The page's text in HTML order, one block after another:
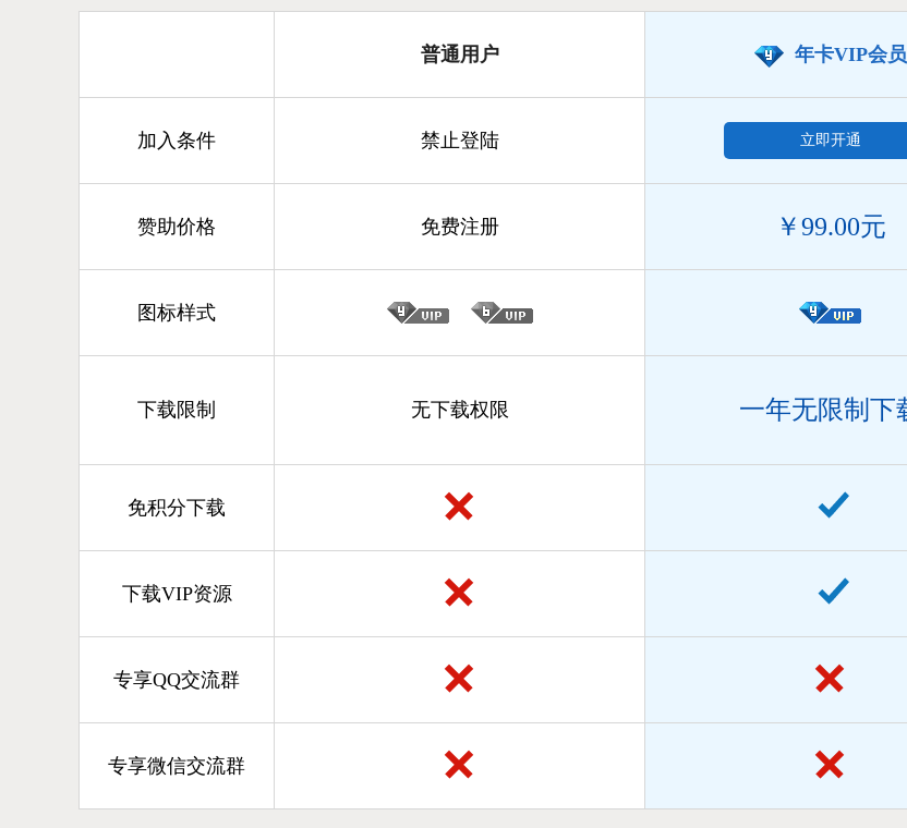
普通用户 年卡VIP会员
加入条件 禁止登陆 立即开通
赞助价格 免费注册 ￥99.00元
图标样式
下载限制 无下载权限 一年无限制下
免积分下载
下载VIP资源
专享QQ交流群
专享微信交流群